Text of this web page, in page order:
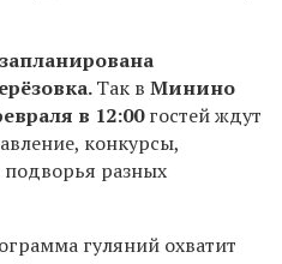
Так в Минино
в 12:00гостей ждут
конкурсы,
подворья разных
гуляний охватит